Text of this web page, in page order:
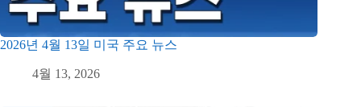
2026년 4월 13일 미국 주요 뉴스
4월 13, 2026